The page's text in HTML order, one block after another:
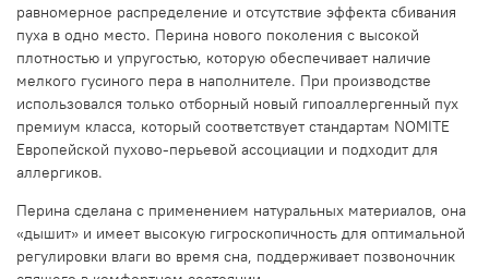
равномерное распределение и отсутствие эффекта сбивания
пуха в одно место. Перина нового поколения с высокой
плотностью и упругостью, которую обеспечивает наличие
мелкого гусиного пера в наполнителе. При производстве
использовался только отборный новый гипоаллергенный пух
премиум класса, который соответствует стандартам NOMITE
Европейской пухово-перьевой ассоциации и подходит для
аллергиков.
Перина сделана с применением натуральных материалов, она
«дышит» и имеет высокую гигроскопичность для оптимальной
регулировки влаги во время сна, поддерживает позвоночник